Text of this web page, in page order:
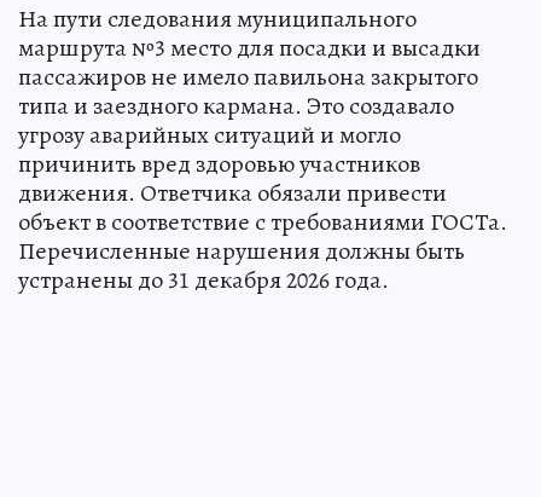
На пути следования муниципального
маршрута №3 место для посадки и высадки
пассажиров не имело павильона закрытого
типа и заездного кармана. Это создавало
угрозу аварийных ситуаций и могло
причинить вред здоровью участников
движения. Ответчика обязали привести
объект в соответствие с требованиями ГОСТа.
Перечисленные нарушения должны быть
устранены до 31 декабря 2026 года.